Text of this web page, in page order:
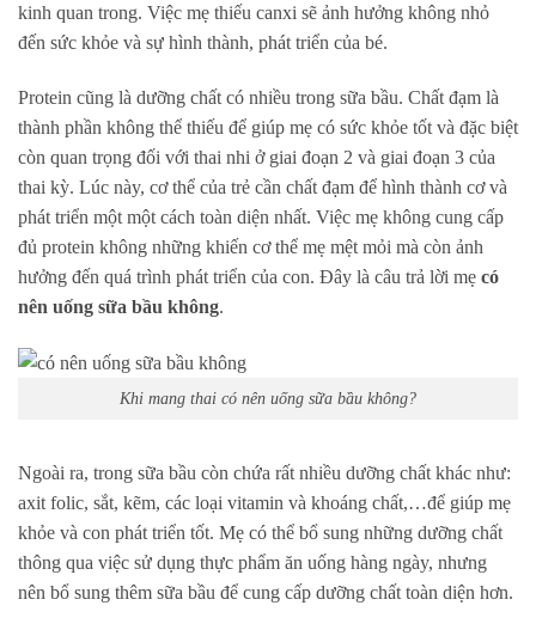
kinh quan trong. Việc mẹ thiếu canxi sẽ ảnh hưởng không nhỏ
đến sức khỏe và sự hình thành, phát triển của bé.
Protein cũng là dưỡng chất có nhiều trong sữa bầu. Chất đạm là
thành phần không thể thiếu để giúp mẹ có sức khỏe tốt và đặc biệt
còn quan trọng đối với thai nhi ở giai đoạn 2 và giai đoạn 3 của
thai kỳ. Lúc này, cơ thể của trẻ cần chất đạm để hình thành cơ và
phát triển một một cách toàn diện nhất. Việc mẹ không cung cấp
đủ protein không những khiến cơ thể mẹ mệt mỏi mà còn ảnh
hưởng đến quá trình phát triển của con. Đây là câu trả lời mẹ có
nên uống sữa bầu không.
Khi mang thai có nên uống sữa bầu không?
Ngoài ra, trong sữa bầu còn chứa rất nhiều dưỡng chất khác như:
axit folic, sắt, kẽm, các loại vitamin và khoáng chất,…để giúp mẹ
khỏe và con phát triển tốt. Mẹ có thể bổ sung những dưỡng chất
thông qua việc sử dụng thực phẩm ăn uống hàng ngày, nhưng
nên bổ sung thêm sữa bầu để cung cấp dưỡng chất toàn diện hơn.